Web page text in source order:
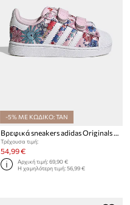
-5% ΜΕ ΚΩΔΙΚΟ: TAN
Τρέχουσα τιμή:
54,99 €
Αρχική τιμή:69,90 €
Η χαμηλότερη τιμή:56,99 €